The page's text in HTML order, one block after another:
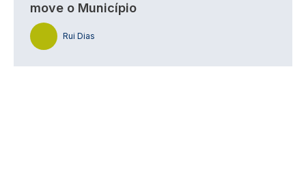
move o Município
Rui Dias